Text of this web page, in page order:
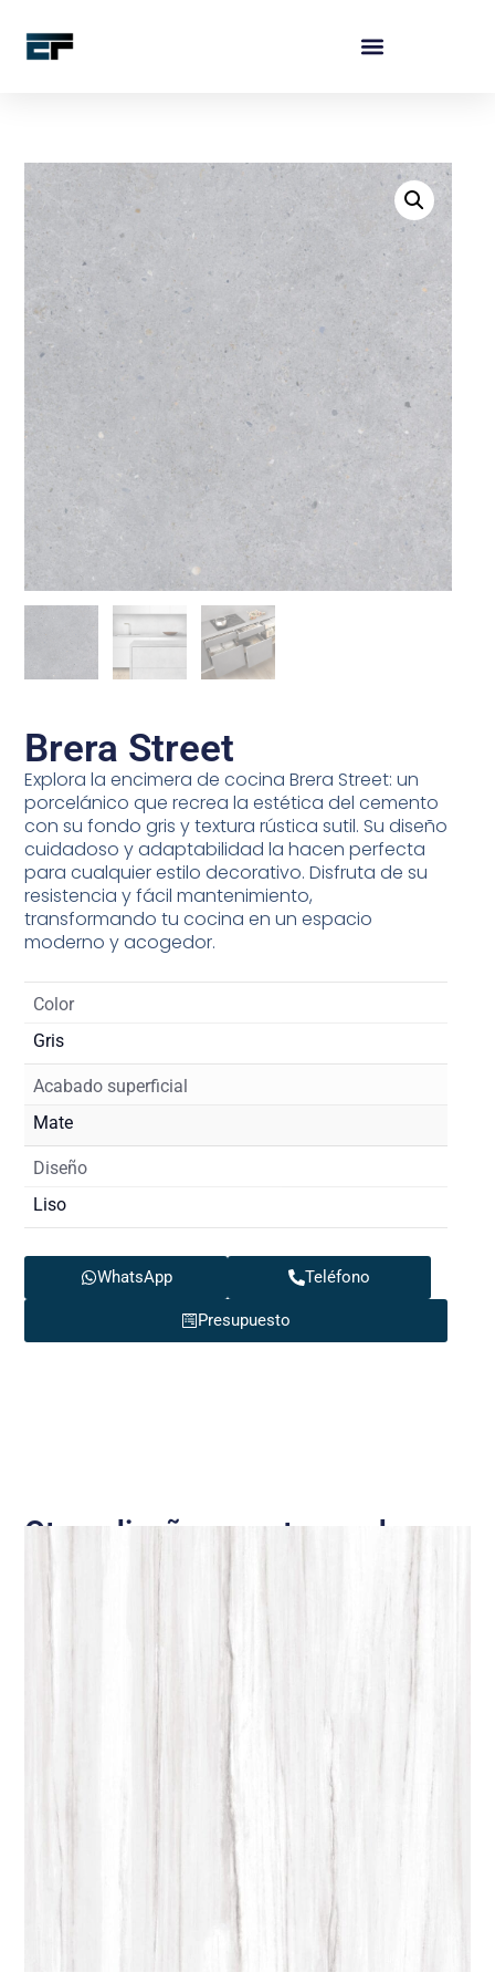
Brera Street
Explora la encimera de cocina Brera Street: un
porcelánico que recrea la estética del cemento
con su fondo gris y textura rústica sutil. Su diseño
cuidadoso y adaptabilidad la hacen perfecta
para cualquier estilo decorativo. Disfruta de su
resistencia y fácil mantenimiento,
transformando tu cocina en un espacio
moderno y acogedor.
Color
Gris
Acabado superficial
Mate
Diseño
Liso
WhatsApp Teléfono
Presupuesto
Otros diseños que te pueden